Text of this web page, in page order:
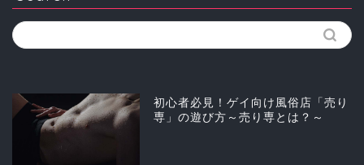
初心者必見！ゲイ向け風俗店「売り
専」の遊び方～売り専とは？～